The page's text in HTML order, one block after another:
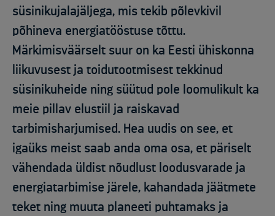
süsinikujalajäljega, mis tekib põlevkivil
põhineva energiatööstuse tõttu.
Märkimisväärselt suur on ka Eesti ühiskonna
liikuvusest ja toidutootmisest tekkinud
süsinikuheide ning süütud pole loomulikult ka
meie pillav elustiil ja raiskavad
tarbimisharjumised. Hea uudis on see, et
igaüks meist saab anda oma osa, et päriselt
vähendada üldist nõudlust loodusvarade ja
energiatarbimise järele, kahandada jäätmete
teket ning muuta planeeti puhtamaks ja